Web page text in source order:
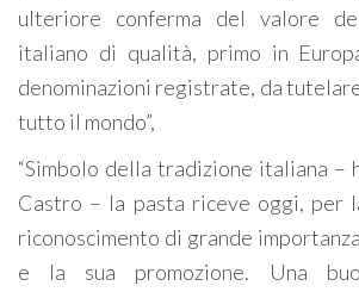
ulteriore conferma del valore
italiano di qualità, primo in
denominazioni registrate, da
tutto il mondo”,
“Simbolo della tradizione italiana –
Castro – la pasta riceve oggi, per
riconoscimento di grande
e la sua promozione. Una